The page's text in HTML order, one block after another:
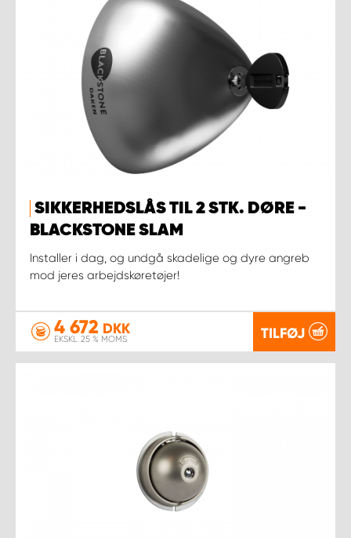
SIKKERHEDSLÅS TIL 2 STK. DØRE -
BLACKSTONE SLAM
Installer i dag, og undgå skadelige og dyre angreb
mod jeres arbejdskøretøjer!
4 672 DKK
EKSKL. 25 % MOMS TILFØJ